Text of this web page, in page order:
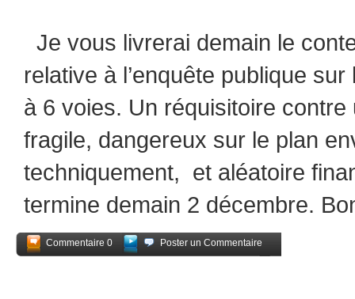
Je vous livrerai demain le
relative à l’enquête publique
à 6 voies. Un réquisitoire
fragile, dangereux sur le plan
techniquement, et aléatoire
termine demain 2 décembre.
Commentaire 0
Poster un Commentaire